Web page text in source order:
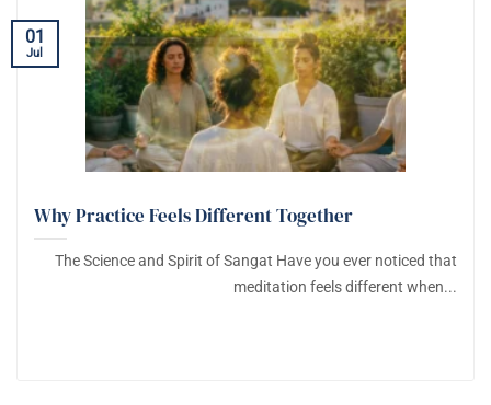
Why Practice Feels Different Together
The Science and Spirit of Sangat Have you ever noticed that
meditation feels different when...
01
Jul